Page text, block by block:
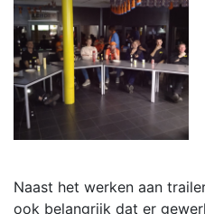
Naast het werken aan
ook belangrijk dat er